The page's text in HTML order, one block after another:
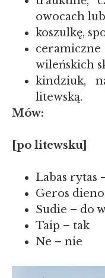
owocach
koszulkę,
wileńskich
kindziuk,
litewską.
Mów:
[po litewsku]
Labas rytas
Geros
Sudie – do
Taip – tak
Ne – nie